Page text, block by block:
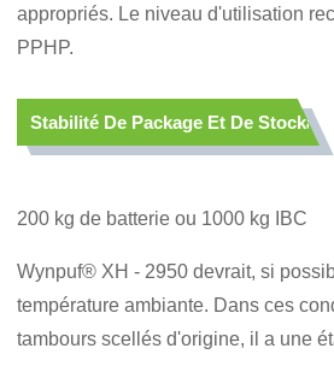
appropriés. Le niveau d'utilisation
PPHP.
Stabilité De Package Et De Stockage
200 kg de batterie ou 1000 kg IBC
Wynpuf® XH - 2950 devrait, si
température ambiante. Dans ces
tambours scellés d'origine, il a une